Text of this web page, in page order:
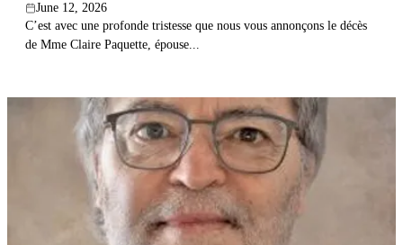
June 12, 2026
C’est avec une profonde tristesse que nous vous annonçons le décès
de Mme Claire Paquette, épouse...